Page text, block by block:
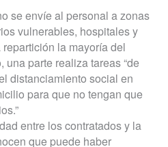
se envíe al personal a zonas
vulnerables, hospitales y
la mayoría del
parte realiza tareas “de
distanciamiento social en
para que no tengan que
entre los contratados y la
que puede haber